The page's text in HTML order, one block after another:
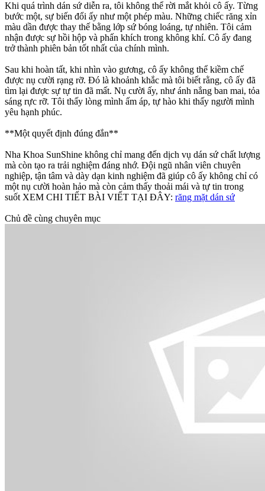
Khi quá trình dán sứ diễn ra, tôi không thể rời mắt khỏi cô ấy. Từng
bước một, sự biến đổi ấy như một phép màu. Những chiếc răng xỉn
màu dần được thay thế bằng lớp sứ bóng loáng, tự nhiên. Tôi cảm
nhận được sự hồi hộp và phấn khích trong không khí. Cô ấy đang
trở thành phiên bản tốt nhất của chính mình.
Sau khi hoàn tất, khi nhìn vào gương, cô ấy không thể kiềm chế
được nụ cười rạng rỡ. Đó là khoảnh khắc mà tôi biết rằng, cô ấy đã
tìm lại được sự tự tin đã mất. Nụ cười ấy, như ánh nắng ban mai, tỏa
sáng rực rỡ. Tôi thấy lòng mình ấm áp, tự hào khi thấy người mình
yêu hạnh phúc.
**Một quyết định đúng đắn**
Nha Khoa SunShine không chỉ mang đến dịch vụ dán sứ chất lượng
mà còn tạo ra trải nghiệm đáng nhớ. Đội ngũ nhân viên chuyên
nghiệp, tận tâm và dày dạn kinh nghiệm đã giúp cô ấy không chỉ có
một nụ cười hoàn hảo mà còn cảm thấy thoải mái và tự tin trong
suốt XEM CHI TIẾT BÀI VIẾT TẠI ĐÂY: răng mặt dán sứ
Chủ đề cùng chuyên mục